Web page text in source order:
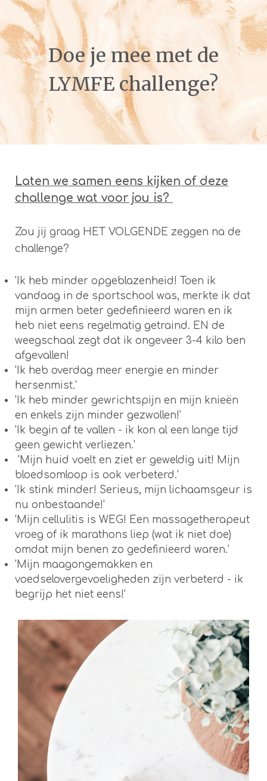
Doe je mee met de
LYMFE challenge?
Laten we samen eens kijken of deze
challenge wat voor jou is?
Zou jij graag HET VOLGENDE zeggen na de
challenge?
'Ik heb minder opgeblazenheid! Toen ik
vandaag in de sportschool was, merkte ik dat
mijn armen beter gedefinieerd waren en ik
heb niet eens regelmatig getraind. EN de
weegschaal zegt dat ik ongeveer 3-4 kilo ben
afgevallen!
'Ik heb overdag meer energie en minder
hersenmist.'
'Ik heb minder gewrichtspijn en mijn knieën
en enkels zijn minder gezwollen!'
'Ik begin af te vallen - ik kon al een lange tijd
geen gewicht verliezen.'
'Mijn huid voelt en ziet er geweldig uit! Mijn
bloedsomloop is ook verbeterd.'
'Ik stink minder! Serieus, mijn lichaamsgeur is
nu onbestaande!'
'Mijn cellulitis is WEG! Een massagetherapeut
vroeg of ik marathons liep (wat ik niet doe)
omdat mijn benen zo gedefinieerd waren.'
'Mijn maagongemakken en
voedselovergevoeligheden zijn verbeterd - ik
begrijp het niet eens!'